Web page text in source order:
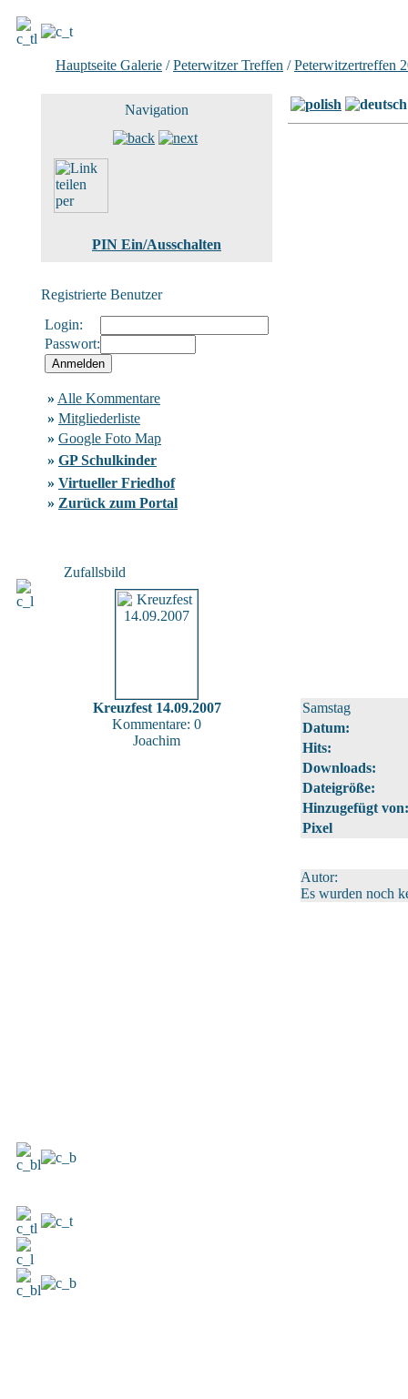
Hauptseite Galerie /Peterwitzer Treffen /Peterwitzertreffen
Navigation
PIN Ein/Ausschalten
Registrierte Benutzer
Login:
Passwort:
» Alle Kommentare
» Mitgliederliste
» Google Foto Map
» GP Schulkinder
» Virtueller Friedhof
» Zurück zum Portal
Zufallsbild
Kreuzfest 14.09.2007
Kommentare: 0
Joachim
Samstag
Datum:
Hits:
Downloads:
Dateigröße:
Hinzugefügt von:
Pixel
Autor:
Es wurden noch